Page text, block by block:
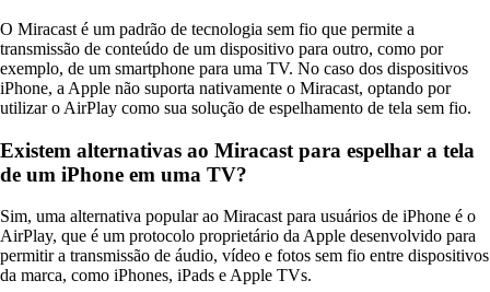
O Miracast é um padrão de tecnologia sem fio que permite a
transmissão de conteúdo de um dispositivo para outro, como por
exemplo, de um smartphone para uma TV. No caso dos dispositivos
iPhone, a Apple não suporta nativamente o Miracast, optando por
utilizar o AirPlay como sua solução de espelhamento de tela sem fio.
Existem alternativas ao Miracast para espelhar a tela
de um iPhone em uma TV?
Sim, uma alternativa popular ao Miracast para usuários de iPhone é o
AirPlay, que é um protocolo proprietário da Apple desenvolvido para
permitir a transmissão de áudio, vídeo e fotos sem fio entre dispositivos
da marca, como iPhones, iPads e Apple TVs.